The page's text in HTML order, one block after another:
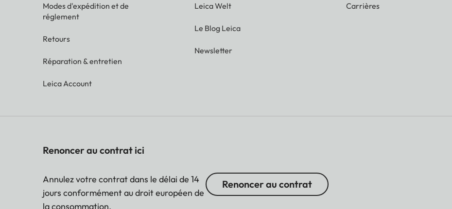
Modes d'expédition et de
réglement
Retours
Réparation & entretien
Leica Account
Leica Welt
Le Blog Leica
Newsletter
Carrières
Renoncer au contrat ici
Annulez votre contrat dans le délai de 14
jours conformément au droit européen de
la consommation.
Renoncer au contrat